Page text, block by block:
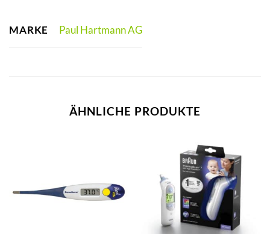
MARKE Paul Hartmann AG
ÄHNLICHE PRODUKTE